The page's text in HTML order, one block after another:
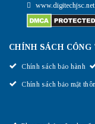
www.digitechjsc.net
CHÍNH SÁCH CÔNG
Chính sách bảo hành
Chính sách bảo mật